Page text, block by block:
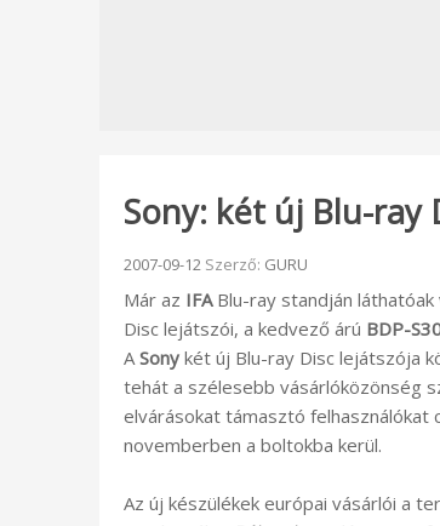
Sony: két új Blu-ray
Beküldve:
2007-09-12 Szerző: GURU
Már az IFABlu-ray standján láthatóak
Disc lejátszói, a kedvező árú BDP-
A Sony két új Blu-ray Disc lejátszója
tehát a szélesebb vásárlóközönség
elvárásokat támasztó felhasználókat
novemberben a boltokba kerül.
Az új készülékek európai vásárlói a